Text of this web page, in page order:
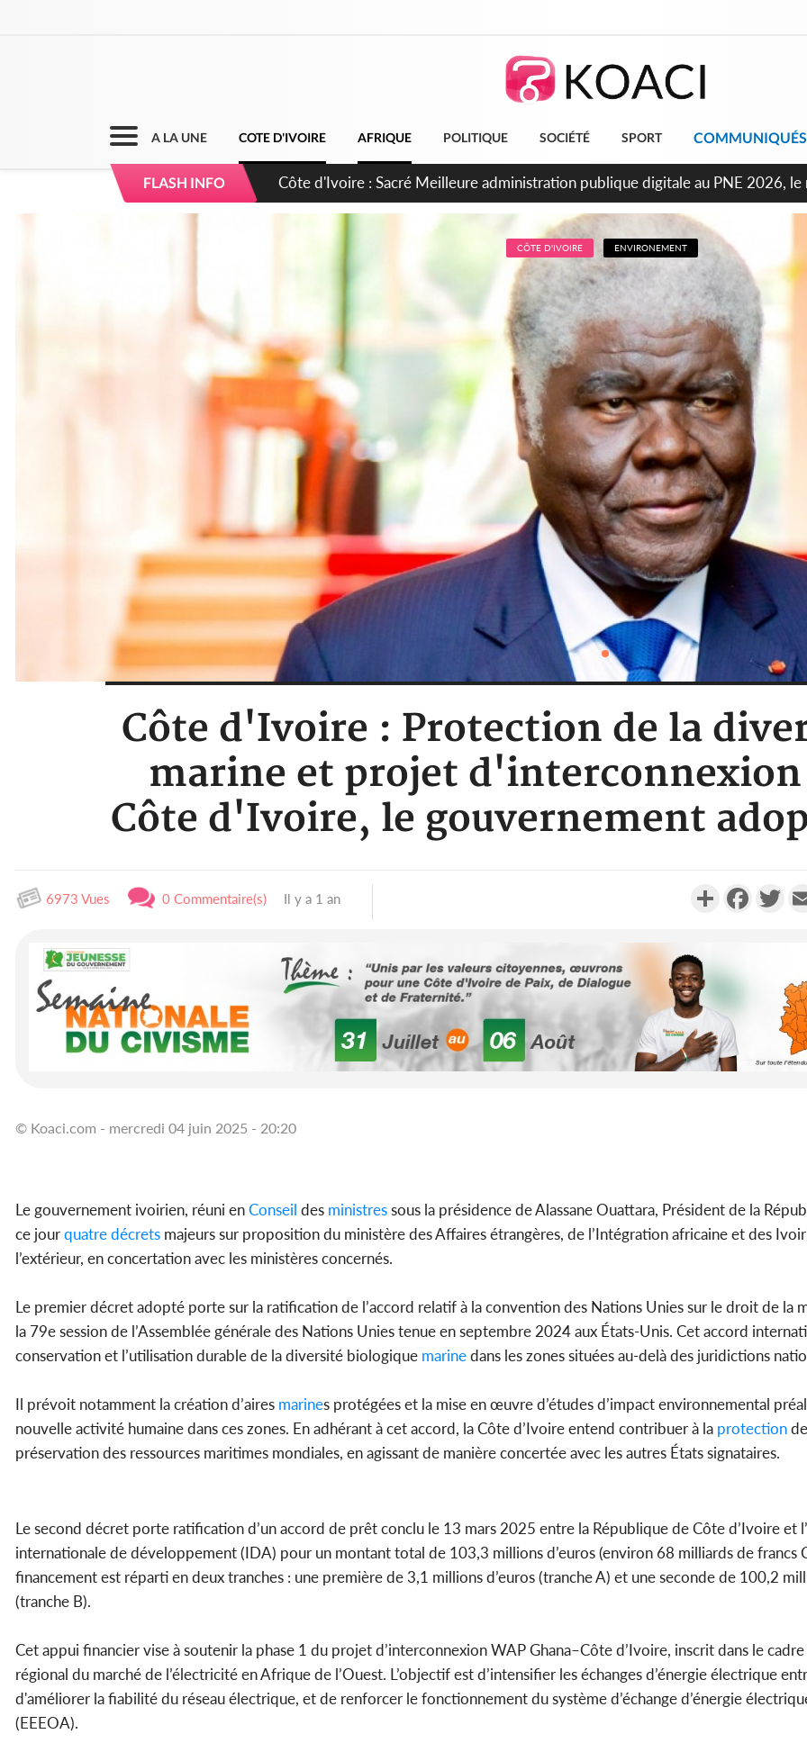
A LA UNE COTE D'IVOIRE AFRIQUE POLITIQUE SOCIÉTÉ SPORT COMMUNIQUÉS
FLASH INFO Côte d'Ivoire : Coopération économique, le Royaume-Uni renouvelle son
CÔTE D'IVOIRE ENVIRONEMENT
Côte d'Ivoire : Protection de la
marine et projet d'interconnexion
Côte d'Ivoire, le gouvernement
6973 Vues 0 Commentaire(s) Il y a 1 an Partager
© Koaci.com - mercredi 04 juin 2025 - 20:20
Le gouvernement ivoirien, réuni enConseil des ministressous la présidence de Alassane Ouattara, Président de la
ce jourquatredécrets majeurs sur proposition du ministère des Affaires étrangères, de l’Intégration africaine et des
l’extérieur, en concertation avec les ministères concernés.
Le premier décret adopté porte sur la ratification de l’accord relatif à la convention des Nations Unies sur le droit de la
la 79e session de l’Assemblée générale des Nations Unies tenue en septembre 2024 aux États-Unis. Cet accord
conservation et l’utilisation durable de la diversité biologique marinedans les zones situées au-delà des juridictions
Il prévoit notamment la création d’aires marines protégées et la mise en œuvre d’études d’impact environnemental
nouvelle activité humaine dans ces zones. En adhérant à cet accord, la Côte d’Ivoire entend contribuer à la protection
préservation des ressources maritimes mondiales, en agissant de manière concertée avec les autres États signataires.
Le second décret porte ratification d’un accord de prêt conclu le 13 mars 2025 entre la République de Côte d’Ivoire et
internationale de développement (IDA) pour un montant total de 103,3 millions d’euros (environ 68 milliards de francs
financement est réparti en deux tranches : une première de 3,1 millions d’euros (tranche A) et une seconde de 100,2
(tranche B).
Cet appui financier vise à soutenir la phase 1 du projet d’interconnexion WAP Ghana–Côte d’Ivoire, inscrit dans le
régional du marché de l’électricité en Afrique de l’Ouest. L’objectif est d’intensifier les échanges d’énergie électrique
d'améliorer la fiabilité du réseau électrique, et de renforcer le fonctionnement du système d’échange d’énergie
(EEEOA).
JUSTICE
Côte d'Ivoire : Sacré
Meilleure administration
publique digitale au PNE
202...
pas mourir chez nous », crient
des habitants d...